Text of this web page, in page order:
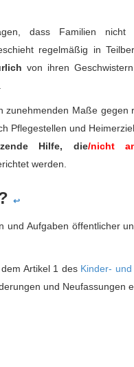
dass Familien nicht
regelmäßig in
von ihren
Maße gegen
Pflegestellen und
Hilfe, die/nicht
werden.
↩
und Aufgaben öffentlicher
Artikel 1 des Kinder-
und Neufassungen